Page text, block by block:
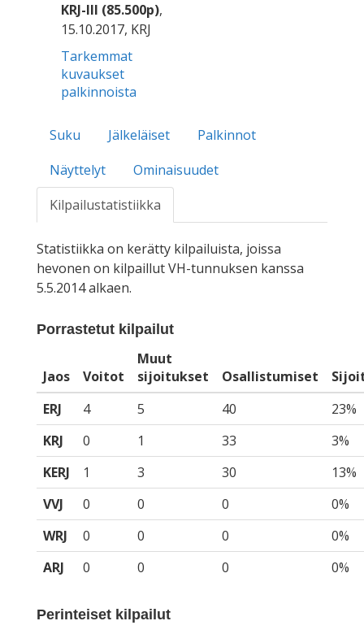
KRJ-III (85.500p),
15.10.2017, KRJ
Tarkemmat
kuvaukset
palkinnoista
Suku Jälkeläiset
Palkinnot
Näyttelyt
Ominaisuudet
Kilpailustatistiikka
Statistiikka on kerätty kilpailuista, joissa
hevonen on kilpaillut VH-tunnuksen kanssa
5.5.2014 alkaen.
Porrastetut kilpailut
Jaos Voitot
Muut
sijoitukset
Osallistumiset
ERJ
4 5 40
23%
KRJ
0 1 33
3%
KERJ
1 3 30
13%
VVJ
0 0 0
0%
WRJ
0 0 0
0%
ARJ
0 0 0 0%
Perinteiset kilpailut